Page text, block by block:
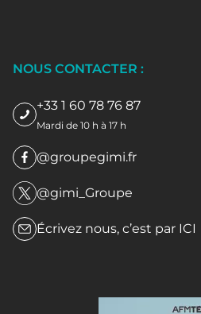
NOUS CONTACTER :
+33 1 60 78 76 87
Mardi de 10 h à 17 h
@groupegimi.fr
@gimi_Groupe
Écrivez nous, c’est par ICI